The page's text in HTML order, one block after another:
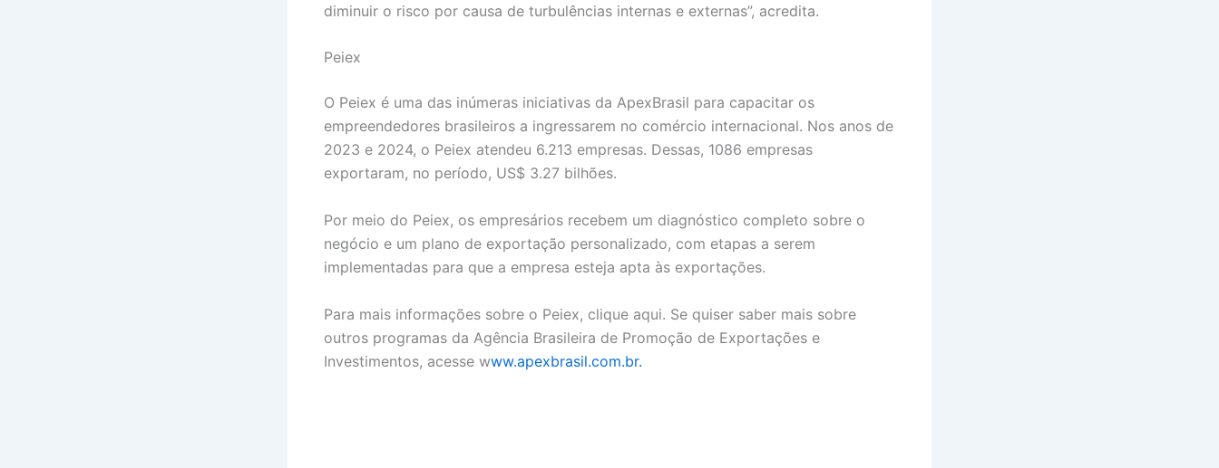
diminuir o risco por causa de turbulências internas e externas”, acredita.
Peiex
O Peiex é uma das inúmeras iniciativas da ApexBrasil para capacitar os
empreendedores brasileiros a ingressarem no comércio internacional. Nos anos de
2023 e 2024, o Peiex atendeu 6.213 empresas. Dessas, 1086 empresas
exportaram, no período, US$ 3.27 bilhões.
Por meio do Peiex, os empresários recebem um diagnóstico completo sobre o
negócio e um plano de exportação personalizado, com etapas a serem
implementadas para que a empresa esteja apta às exportações.
Para mais informações sobre o Peiex, clique aqui. Se quiser saber mais sobre
outros programas da Agência Brasileira de Promoção de Exportações e
Investimentos, acesse www.apexbrasil.com.br.